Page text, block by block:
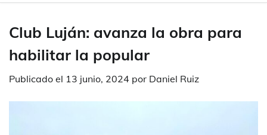
Club Luján: avanza la obra para
habilitar la popular
Publicado el 13 junio, 2024 por Daniel Ruiz